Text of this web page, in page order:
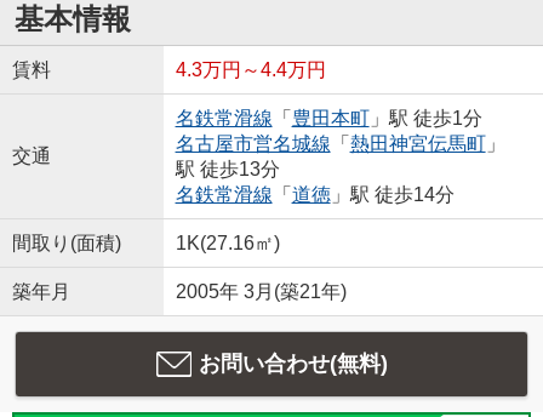
基本情報
賃料 4.3万円～4.4万円
交通
名鉄常滑線 「 豊田本町」駅 徒歩1分
名古屋市営名城線 「 熱田神宮伝馬町」
駅 徒歩13分
名鉄常滑線 「 道徳」駅 徒歩14分
間取り(面積) 1K(27.16㎡)
築年月 2005年 3月(築21年)
お問い合わせ(無料)